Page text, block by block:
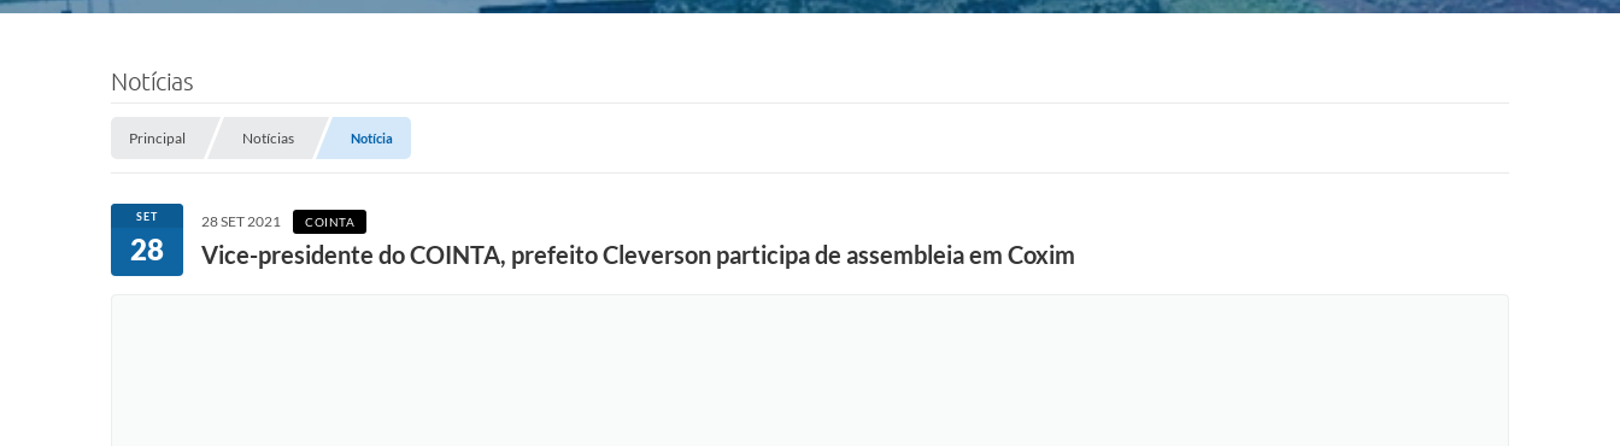
Notícias
Principal Notícias Notícia
SET
28
28 SET 2021 COINTA
Vice-presidente do COINTA, prefeito Cleverson participa de assembleia em Coxim